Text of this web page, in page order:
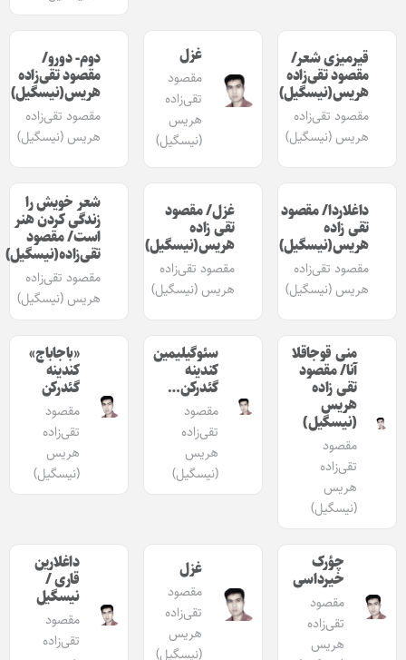
قیرمیزی شعر/
مقصود تقی‌زاده
هریس(نیسگیل)
مقصود تقی‌زاده
هریس (نیسگیل)
غزل
مقصود
تقی‌زاده
هریس
(نیسگیل)
دوم- دورو/
مقصود تقی‌زاده
هریس(نیسگیل)
مقصود تقی‌زاده
هریس (نیسگیل)
داغلاردا/ مقصود
تقی زاده
هریس(نیسگیل)
مقصود تقی‌زاده
هریس (نیسگیل)
غزل/ مقصود
تقی زاده
هریس(نیسگیل)
مقصود تقی‌زاده
هریس (نیسگیل)
شعر خویش را
زندگی کردن هنر
است/ مقصود
تقی‌زاده(نیسگیل)
مقصود تقی‌زاده
هریس (نیسگیل)
منی قوجاقلا
آنا/ مقصود
تقی زاده
هریس
(نیسگیل)
مقصود
تقی‌زاده
هریس
(نیسگیل)
سئوگیلیمین
کندینه
گئدرکن…
مقصود
تقی‌زاده
هریس
(نیسگیل)
«باجاباج»
کندینه
گئدرکن
مقصود
تقی‌زاده
هریس
(نیسگیل)
چؤرک
خیرداسی
مقصود
تقی‌زاده
هریس
غزل
مقصود
تقی‌زاده
هریس
(نیسگیل)
داغلارین
قاری /
نیسگیل
مقصود
تقی‌زاده